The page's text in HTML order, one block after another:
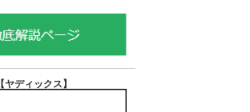
【ヤディックス 】